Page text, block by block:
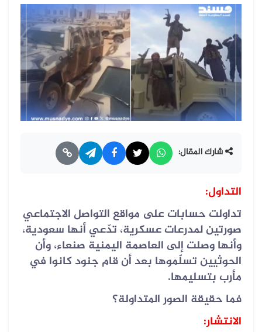
شارك المقال:
التداول:
تداولت حسابات على مواقع التواصل الاجتماعي
صورتين لمدرعات عسكرية، تدّعي أنها سعودية،
وأنها وصلت إلى العاصمة اليمنية صنعاء، وأن
الحوثيين تسلّموها بعد أن قام جنود كانوا في
مأرب بتسليمها.
فما حقيقة الصور المتداولة؟
الانتشار: